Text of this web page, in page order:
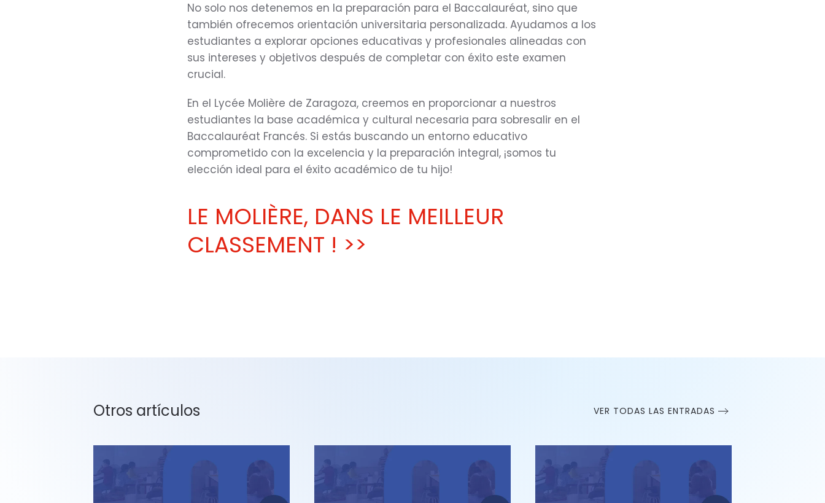
No solo nos detenemos en la preparación para el Baccalauréat, sino que
también ofrecemos orientación universitaria personalizada. Ayudamos a los
estudiantes a explorar opciones educativas y profesionales alineadas con
sus intereses y objetivos después de completar con éxito este examen
crucial.
En el Lycée Molière de Zaragoza, creemos en proporcionar a nuestros
estudiantes la base académica y cultural necesaria para sobresalir en el
Baccalauréat Francés. Si estás buscando un entorno educativo
comprometido con la excelencia y la preparación integral, ¡somos tu
elección ideal para el éxito académico de tu hijo!
LE MOLIÈRE, DANS LE MEILLEUR
CLASSEMENT ! >>
Otros artículos VER TODAS LAS ENTRADAS